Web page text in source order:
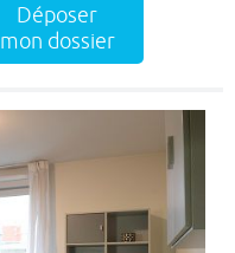
Déposer
mon dossier